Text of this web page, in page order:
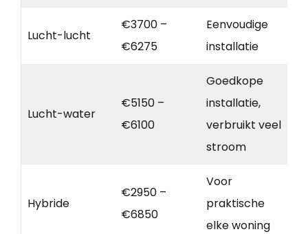
Lucht-lucht
€3700 –
€6275
Eenvoudige
installatie
Lucht-water
€5150 –
€6100
Goedkope
installatie,
verbruikt veel
stroom
Hybride
€2950 –
€6850
Voor
praktische
elke woning